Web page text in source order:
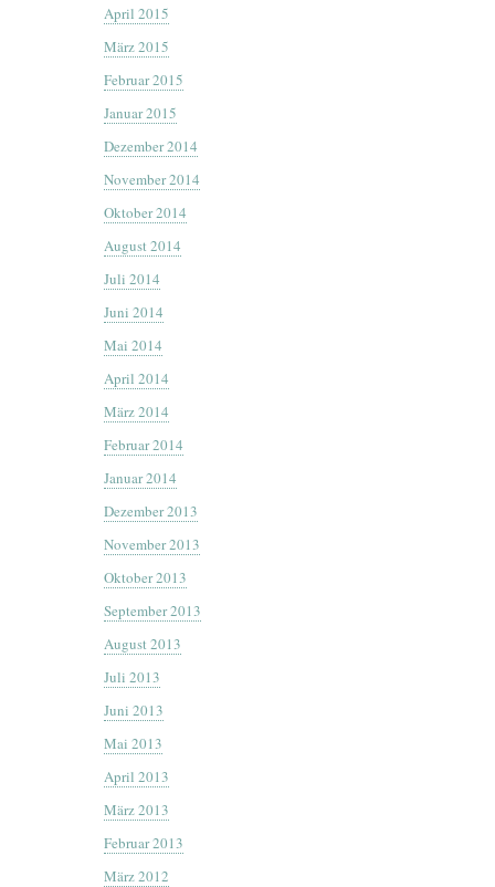
April 2015
März 2015
Februar 2015
Januar 2015
Dezember 2014
November 2014
Oktober 2014
August 2014
Juli 2014
Juni 2014
Mai 2014
April 2014
März 2014
Februar 2014
Januar 2014
Dezember 2013
November 2013
Oktober 2013
September 2013
August 2013
Juli 2013
Juni 2013
Mai 2013
April 2013
März 2013
Februar 2013
März 2012